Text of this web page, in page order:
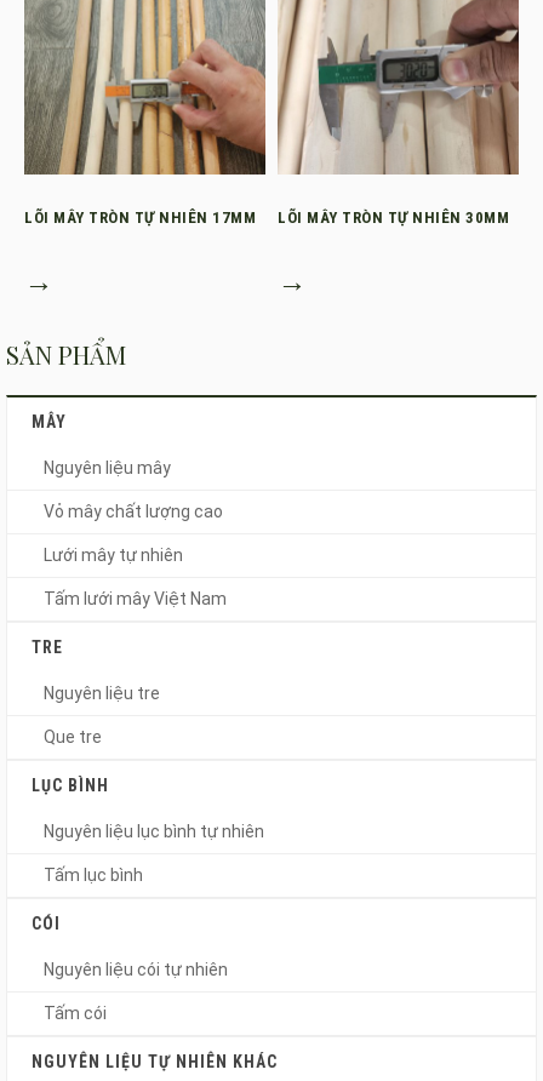
LÕI MÂY TRÒN TỰ NHIÊN 17MM
→
LÕI MÂY TRÒN TỰ NHIÊN 30MM
→
SẢN PHẨM
MÂY
Nguyên liệu mây
Vỏ mây chất lượng cao
Lưới mây tự nhiên
Tấm lưới mây Việt Nam
TRE
Nguyên liệu tre
Que tre
LỤC BÌNH
Nguyên liệu lục bình tự nhiên
Tấm lục bình
CÓI
Nguyên liệu cói tự nhiên
Tấm cói
NGUYÊN LIỆU TỰ NHIÊN KHÁC